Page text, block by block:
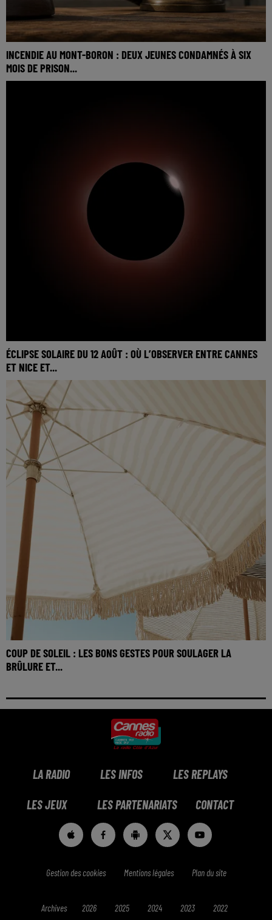
INCENDIE AU MONT-BORON : DEUX JEUNES CONDAMNÉS À SIX
MOIS DE PRISON...
ÉCLIPSE SOLAIRE DU 12 AOÛT : OÙ L’OBSERVER ENTRE CANNES
ET NICE ET...
COUP DE SOLEIL : LES BONS GESTES POUR SOULAGER LA
BRÛLURE ET...
LA RADIO LES INFOS LES REPLAYS
LES JEUX LES PARTENARIATS CONTACT
Gestion des cookies Mentions légales Plan du site
Archives 2026 2025 2024 2023 2022